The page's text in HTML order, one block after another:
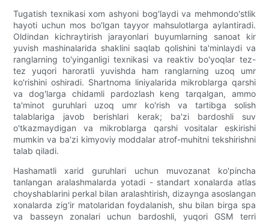
Tugatish texnikasi xom ashyoni bog'laydi va mehmondo'stlik
hayoti uchun mos bo'lgan tayyor mahsulotlarga aylantiradi.
Oldindan kichraytirish jarayonlari buyumlarning sanoat kir
yuvish mashinalarida shaklini saqlab qolishini ta'minlaydi va
ranglarning to'yinganligi texnikasi va reaktiv bo'yoqlar tez-
tez yuqori haroratli yuvishda ham ranglarning uzoq umr
ko'rishini oshiradi. Shartnoma liniyalarida mikroblarga qarshi
va dog'larga chidamli pardozlash keng tarqalgan, ammo
ta'minot guruhlari uzoq umr ko'rish va tartibga solish
talablariga javob berishlari kerak; ba'zi bardoshli suv
o'tkazmaydigan va mikroblarga qarshi vositalar eskirishi
mumkin va ba'zi kimyoviy moddalar atrof-muhitni tekshirishni
talab qiladi.
Hashamatli xarid guruhlari uchun muvozanat ko'pincha
tanlangan aralashmalarda yotadi - standart xonalarda atlas
choyshablarini perkal bilan aralashtirish, dizaynga asoslangan
xonalarda zig'ir matolaridan foydalanish, shu bilan birga spa
va basseyn zonalari uchun bardoshli, yuqori GSM terri